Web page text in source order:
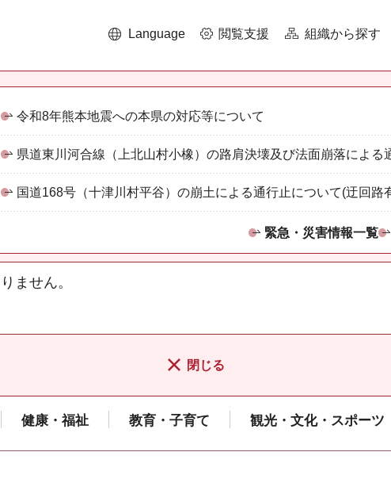
Language 閲覧支援 組織から探す
令和8年熊本地震への本県の対応等について
県道東川河合線（上北山村小橡）の路肩決壊及び法面崩落による
国道168号（十津川村平谷）の崩土による通行止について(迂回路
緊急・災害情報一覧
ません。
閉じる
健康・福祉 教育・子育て 観光・文化・スポーツ